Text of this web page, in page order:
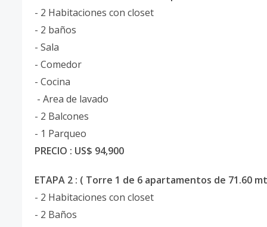
- 2 Habitaciones con closet
- 2 baños
- Sala
- Comedor
- Cocina
- Area de lavado
- 2 Balcones
- 1 Parqueo
PRECIO : US$ 94,900
ETAPA 2 : ( Torre 1 de 6 apartamentos de 71.60
- 2 Habitaciones con closet
- 2 Baños